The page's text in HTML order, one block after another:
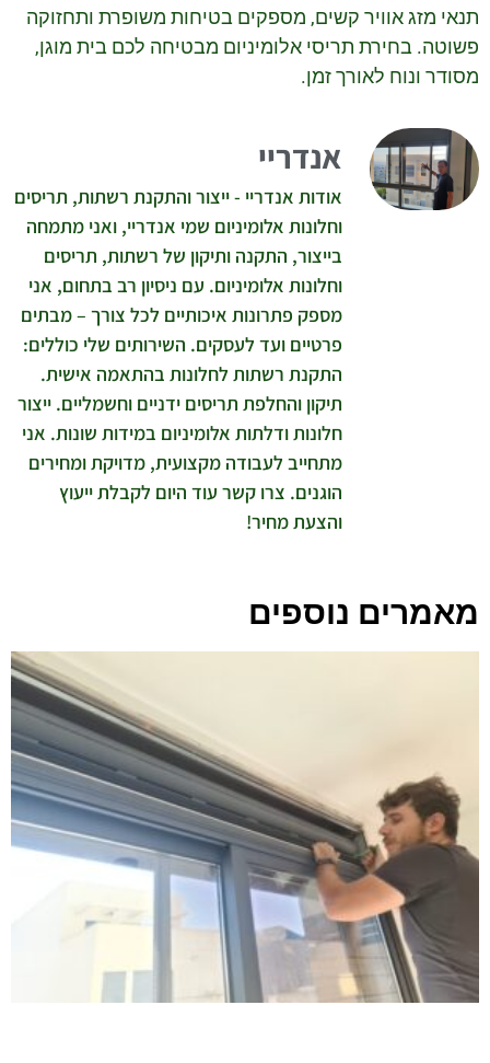
תנאי מזג אוויר קשים, מספקים בטיחות משופרת ותחזוקה
פשוטה. בחירת תריסי אלומיניום מבטיחה לכם בית מוגן,
מסודר ונוח לאורך זמן.
אנדריי
אודות אנדריי - ייצור והתקנת רשתות, תריסים
וחלונות אלומיניום שמי אנדריי, ואני מתמחה
בייצור, התקנה ותיקון של רשתות, תריסים
וחלונות אלומיניום. עם ניסיון רב בתחום, אני
מספק פתרונות איכותיים לכל צורך – מבתים
פרטיים ועד לעסקים. השירותים שלי כוללים:
התקנת רשתות לחלונות בהתאמה אישית.
תיקון והחלפת תריסים ידניים וחשמליים. ייצור
חלונות ודלתות אלומיניום במידות שונות. אני
מתחייב לעבודה מקצועית, מדויקת ומחירים
הוגנים. צרו קשר עוד היום לקבלת ייעוץ
והצעת מחיר!
מאמרים נוספים